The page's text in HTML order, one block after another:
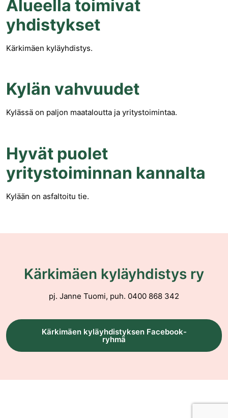
Alueella toimivat
yhdistykset
Kärkimäen kyläyhdistys.
Kylän vahvuudet
Kylässä on paljon maataloutta ja yritystoimintaa.
Hyvät puolet
yritystoiminnan kannalta
Kylään on asfaltoitu tie.
Kärkimäen kyläyhdistys ry
pj. Janne Tuomi, puh. 0400 868 342
Kärkimäen kyläyhdistyksen Facebook-
ryhmä